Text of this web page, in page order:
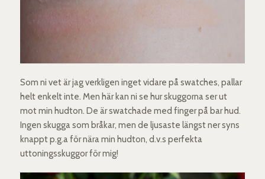
Som ni vet är jag verkligen inget vidare på swatches, pallar
helt enkelt inte. Men här kan ni se hur skuggorna ser ut
mot min hudton. De är swatchade med finger på bar hud.
Ingen skugga som bråkar, men de ljusaste längst ner syns
knappt p.g.a för nära min hudton, d.v.s perfekta
uttoningsskuggor för mig!